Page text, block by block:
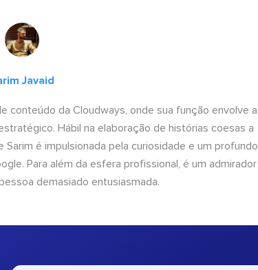
Javaid
conteúdo da Cloudways, onde sua função envolve a
Hábil na elaboração de histórias coesas a
é impulsionada pela curiosidade e um profundo
Para além da esfera profissional, é um admirador
demasiado entusiasmada.